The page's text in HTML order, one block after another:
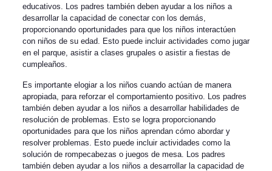
educativos. Los padres también deben ayudar a los niños a
desarrollar la capacidad de conectar con los demás,
proporcionando oportunidades para que los niños interactúen
con niños de su edad. Esto puede incluir actividades como jugar
en el parque, asistir a clases grupales o asistir a fiestas de
cumpleaños.
Es importante elogiar a los niños cuando actúan de manera
apropiada, para reforzar el comportamiento positivo. Los padres
también deben ayudar a los niños a desarrollar habilidades de
resolución de problemas. Esto se logra proporcionando
oportunidades para que los niños aprendan cómo abordar y
resolver problemas. Esto puede incluir actividades como la
solución de rompecabezas o juegos de mesa. Los padres
también deben ayudar a los niños a desarrollar la capacidad de